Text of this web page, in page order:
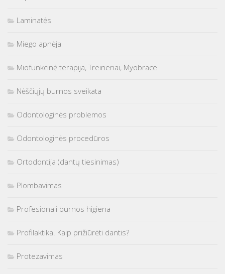
Laminatės
Miego apnėja
Miofunkcinė terapija, Treineriai, Myobrace
Nėščiųjų burnos sveikata
Odontologinės problemos
Odontologinės procedūros
Ortodontija (dantų tiesinimas)
Plombavimas
Profesionali burnos higiena
Profilaktika. Kaip prižiūrėti dantis?
Protezavimas